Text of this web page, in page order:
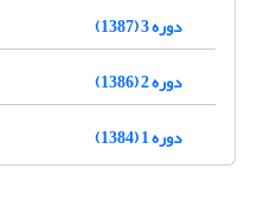
دوره 3 (1387)
دوره 2 (1386)
دوره 1 (1384)